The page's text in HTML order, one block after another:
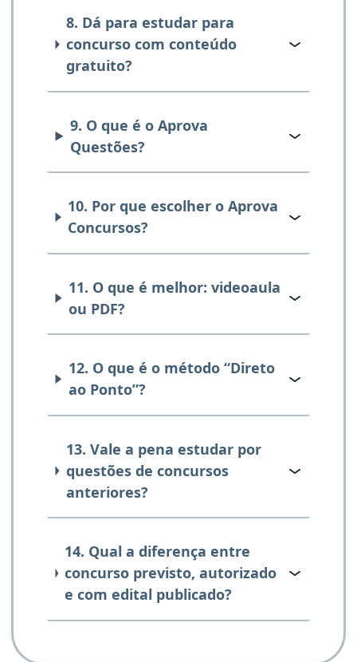
8. Dá para estudar para
concurso com conteúdo
gratuito?
9. O que é o Aprova
Questões?
10. Por que escolher o Aprova
Concursos?
11. O que é melhor: videoaula
ou PDF?
12. O que é o método “Direto
ao Ponto”?
13. Vale a pena estudar por
questões de concursos
anteriores?
14. Qual a diferença entre
concurso previsto, autorizado
e com edital publicado?